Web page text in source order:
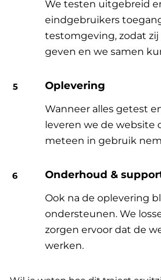
We testen uitgebreid
eindgebruikers
testomgeving, zodat
geven en we samen
Oplevering
Wanneer alles getest
leveren we de website
meteen in gebruik
Onderhoud &
Ook na de oplevering
ondersteunen. We
zorgen ervoor dat de
werken.